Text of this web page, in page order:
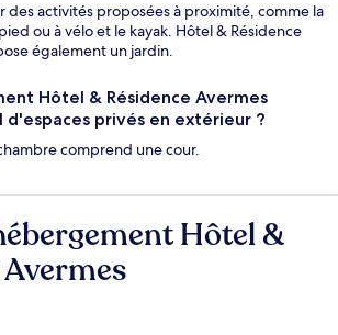
des activités proposées à proximité, comme la
ou à vélo et le kayak. Hôtel & Résidence
également un jardin.
Hôtel & Résidence Avermes
privés en extérieur ?
comprend une cour.
Hôtel &